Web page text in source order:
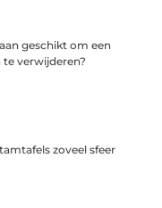
geschikt om een
verwijderen?
zoveel sfeer